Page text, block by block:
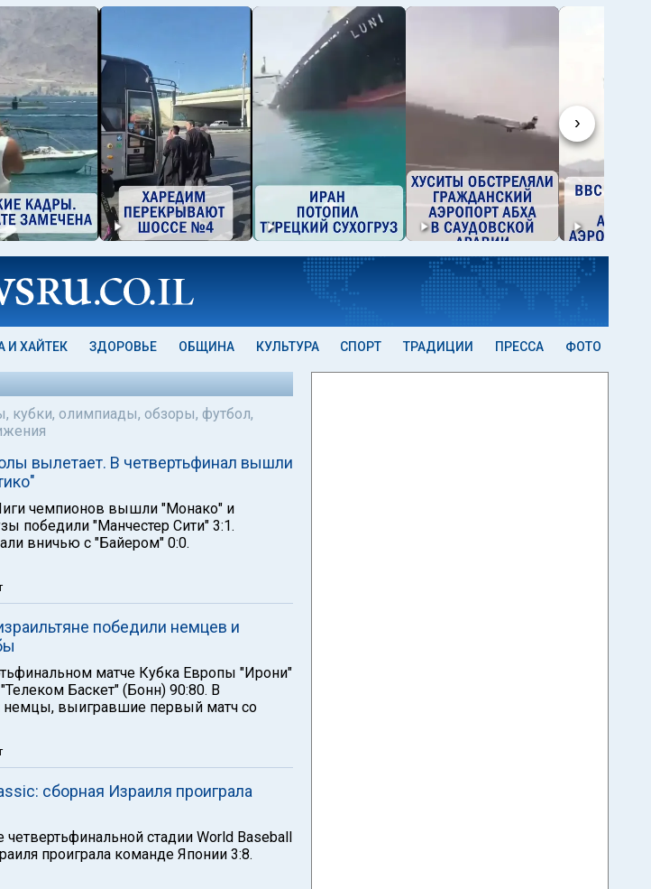
›
И ХАЙТЕК ЗДОРОВЬЕ ОБЩИНА КУЛЬТУРА СПОРТ ТРАДИЦИИ ПРЕССА ФОТО
кубки, олимпиады, обзоры, футбол,
вылетает. В четвертьфинал вышли
чемпионов вышли "Монако" и
победили "Манчестер Сити" 3:1.
вничью с "Байером" 0:0.
победили немцев и
матче Кубка Европы "Ирони"
Баскет" (Бонн) 90:80. В
выигравшие первый матч со
сборная Израиля проиграла
стадии World Baseball
проиграла команде Японии 3:8.